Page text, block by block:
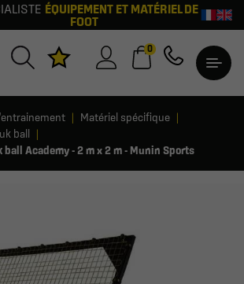
ÉQUIPEMENT ET MATÉRIEL DE
FOOT
0
Matériel spécifique
ball
ball Academy - 2 m x 2 m - Munin Sports